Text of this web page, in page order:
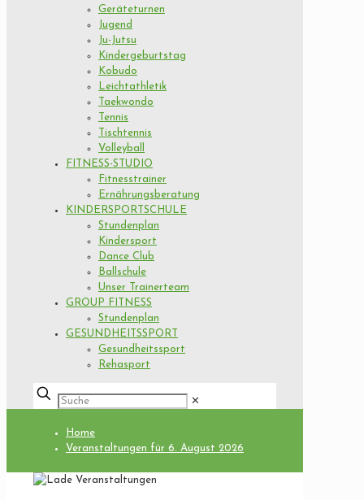
Geräteturnen
Jugend
Ju-Jutsu
Kindergeburtstag
Kobudo
Leichtathletik
Taekwondo
Tennis
Tischtennis
Volleyball
FITNESS-STUDIO
Fitnesstrainer
Ernährungsberatung
KINDERSPORTSCHULE
Stundenplan
Kindersport
Dance Club
Ballschule
Unser Trainerteam
GROUP FITNESS
Stundenplan
GESUNDHEITSSPORT
Gesundheitssport
Rehasport
✕
Home
Veranstaltungen für 6. August 2026